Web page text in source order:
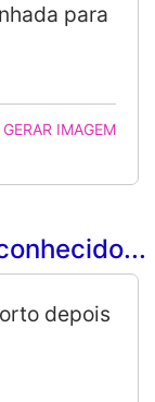
para
GERAR IMAGEM
depois